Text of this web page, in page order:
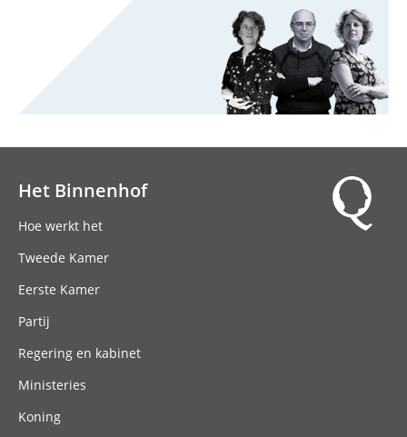
Het Binnenhof
Hoe werkt het
Tweede Kamer
Eerste Kamer
Partij
Regering en kabinet
Ministeries
Koning